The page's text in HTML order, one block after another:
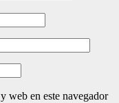
web en este navegador